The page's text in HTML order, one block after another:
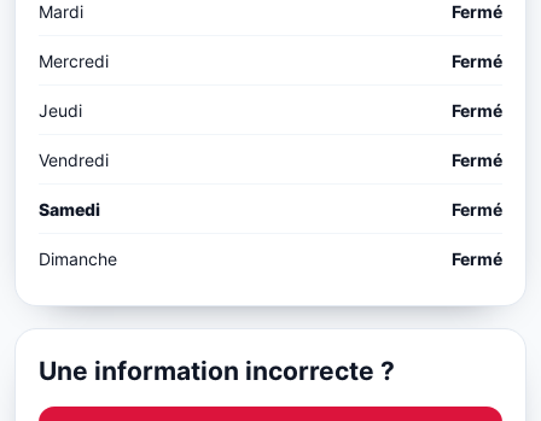
Mardi Fermé
Mercredi Fermé
Jeudi Fermé
Vendredi Fermé
Samedi Fermé
Dimanche Fermé
Une information incorrecte ?